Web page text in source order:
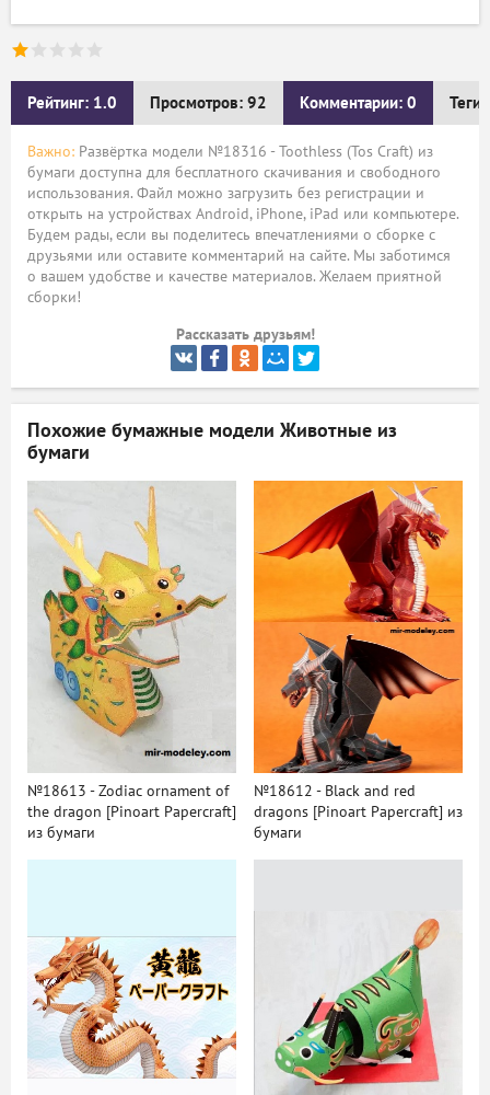
Рейтинг: 1.0 Просмотров: 92 Комментарии: 0 Теги:
Важно: Развёртка модели №18316 - Toothless (Tos Craft) из
бумаги доступна для бесплатного скачивания и свободного
использования. Файл можно загрузить без регистрации и
открыть на устройствах Android, iPhone, iPad или компьютере.
Будем рады, если вы поделитесь впечатлениями о сборке с
друзьями или оставите комментарий на сайте. Мы заботимся
о вашем удобстве и качестве материалов. Желаем приятной
сборки!
Рассказать друзьям!
Похожие бумажные модели Животные из
бумаги
№18613 - Zodiac ornament of
the dragon [Pinoart Papercraft]
из бумаги
№18612 - Black and red
dragons [Pinoart Papercraft] из
бумаги